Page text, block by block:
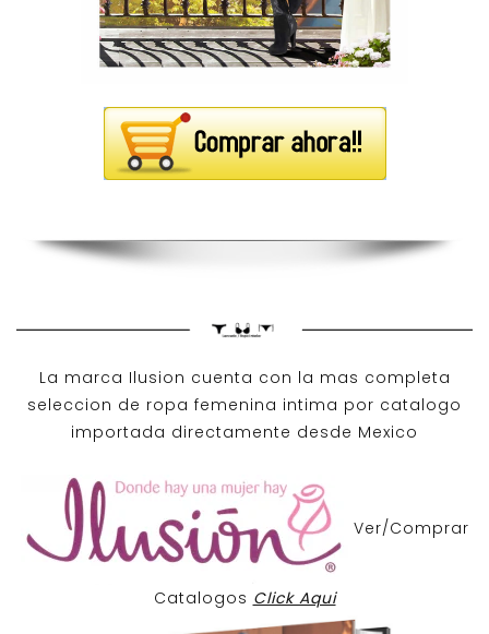
La marca Ilusion cuenta con la mas completa
seleccion de ropa femenina intima por catalogo
importada directamente desde Mexico
Ver/Comprar
Catalogos Click Aqui